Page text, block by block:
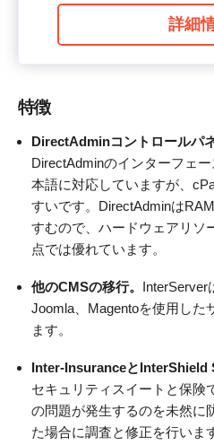
詳細
特徴
DirectAdminコントロールパ
DirectAdminのインターフェ
本語に対応していますが、
すいです。DirectAdminは
すむので、ハードウェアリソ
点では優れています。
他のCMSの移行。 InterServer
Joomla、Magentoを使用した
ます。
Inter-InsuranceとInterShield
セキュリティスイートと保険
の問題が発生するのを未然に
た場合に調査と修正を行いま